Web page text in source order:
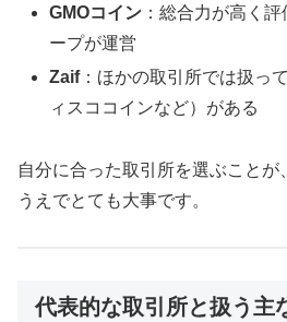
GMOコイン ：総合力が高く
ープが運営
Zaif：ほかの取引所では扱っ
ィスココインなど）がある
自分に合った取引所を選ぶことが
うえでとても大事です。
代表的な取引所と扱う主